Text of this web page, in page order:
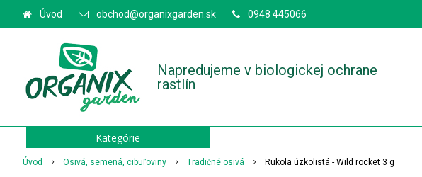
Napredujeme v biologickej ochrane
rastlín
Úvod obchod@organixgarden.sk 0948 445066
Úvod Osivá, semená, cibuľoviny Tradičné osivá Rukola úzkolistá - Wild rocket 3 g
Kategórie